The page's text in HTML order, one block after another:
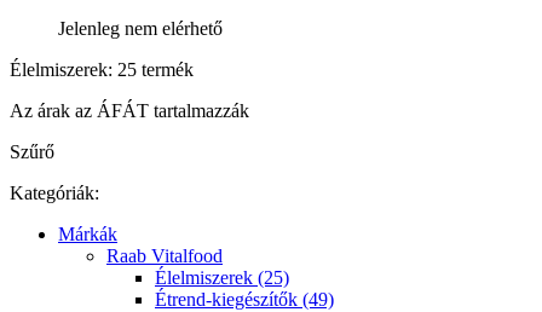
Jelenleg nem elérhető
Élelmiszerek: 25 termék
Az árak az ÁFÁT tartalmazzák
Szűrő
Kategóriák:
Márkák
Raab Vitalfood
Élelmiszerek (25)
Étrend-kiegészítők (49)